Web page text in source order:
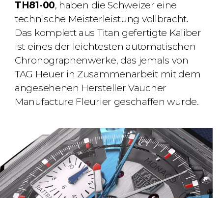
TH81-00, haben die Schweizer eine
technische Meisterleistung vollbracht.
Das komplett aus Titan gefertigte Kaliber
ist eines der leichtesten automatischen
Chronographenwerke, das jemals von
TAG Heuer in Zusammenarbeit mit dem
angesehenen Hersteller Vaucher
Manufacture Fleurier geschaffen wurde.